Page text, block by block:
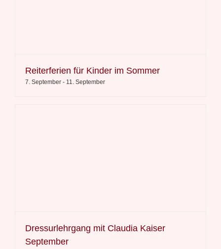
Reiterferien für Kinder im Sommer
7. September - 11. September
Dressurlehrgang mit Claudia Kaiser
September